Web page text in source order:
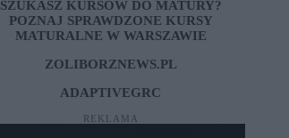
SZUKASZ KURSÓW DO MATURY?
POZNAJ SPRAWDZONE KURSY
MATURALNE W WARSZAWIE
ZOLIBORZNEWS.PL
ADAPTIVEGRC
REKLAMA